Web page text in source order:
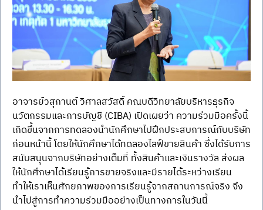
อาจารย์วสุกานต์ วิศาลสวัสดิ์ คณบดีวิทยาลัยบริหารธุรกิจ
นวัตกรรมและการบัญชี (CIBA) เปิดเผยว่า ความร่วมมือครั้งนี้
เกิดขึ้นจากการทดลองนำนักศึกษาไปฝึกประสบการณ์กับบริษัท
ก่อนหน้านี้ โดยให้นักศึกษาได้ทดลองไลฟ์ขายสินค้า ซึ่งได้รับการ
สนับสนุนจากบริษัทอย่างเต็มที่ ทั้งสินค้าและเงินรางวัล ส่งผล
ให้นักศึกษาได้เรียนรู้การขายจริงและมีรายได้ระหว่างเรียน
ทำให้เราเห็นศักยภาพของการเรียนรู้จากสถานการณ์จริง จึง
นำไปสู่การทำความร่วมมืออย่างเป็นทางการในวันนี้